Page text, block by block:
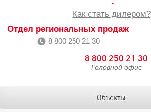
Как стать дилером?
Отдел региональных продаж
8 800 250 21 30
8 800 250 21 30
Головной офис
Объекты